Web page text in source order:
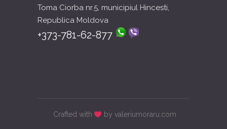
Toma Ciorba nr.5, municipiul Hincesti,
Republica Moldova
+373-781-62-877
Crafted with by valeriumoraru.com